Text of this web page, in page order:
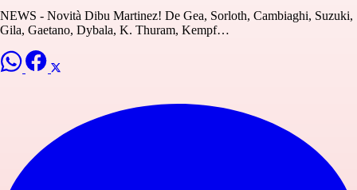
NEWS - Novità Dibu Martinez! De Gea, Sorloth, Cambiaghi, Suzuki,
Gila, Gaetano, Dybala, K. Thuram, Kempf…